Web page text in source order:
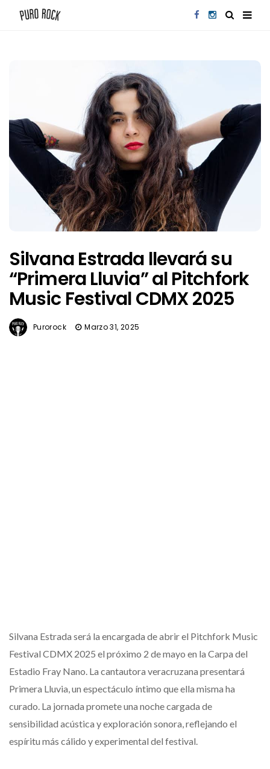
Silvana Estrada llevará su
“Primera Lluvia” al Pitchfork
Music Festival CDMX 2025
Purorock Marzo 31, 2025
Silvana Estrada será la encargada de abrir el Pitchfork Music
Festival CDMX 2025 el próximo 2 de mayo en la Carpa del
Estadio Fray Nano. La cantautora veracruzana presentará
Primera Lluvia, un espectáculo íntimo que ella misma ha
curado. La jornada promete una noche cargada de
sensibilidad acústica y exploración sonora, reflejando el
espíritu más cálido y experimental del festival.